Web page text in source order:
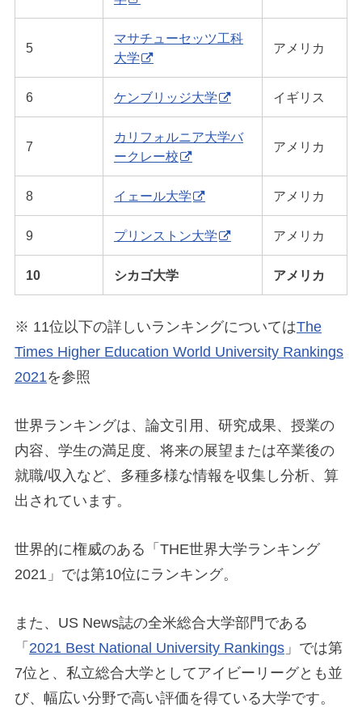
5
マサチューセッツ工科
大学
アメリカ
6 ケンブリッジ大学 イギリス
7
カリフォルニア大学バ
ークレー校
アメリカ
8 イェール大学 アメリカ
9 プリンストン大学 アメリカ
10 シカゴ大学 アメリカ
※ 11位以下の詳しいランキングについてはThe
Times Higher Education World University Rankings
2021を参照
世界ランキングは、論文引用、研究成果、授業の
内容、学生の満足度、将来の展望または卒業後の
就職/収入など、多種多様な情報を収集し分析、算
出されています。
世界的に権威のある「THE世界大学ランキング
2021」では第10位にランキング。
また、US News誌の全米総合大学部門である
「 2021 Best National University Rankings 」では第
7位と、私立総合大学としてアイビーリーグとも並
び、幅広い分野で高い評価を得ている大学です。